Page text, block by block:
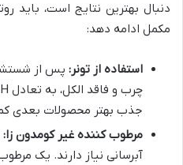
دنبال بهترین نتایج است، باید
مکمل ادامه دهد:
استفاده از تونر: پس از
جذب بهتر محصولات بعدی
مرطوب کننده غیر کومدون زا:
آبرسانی نیاز دارند. یک